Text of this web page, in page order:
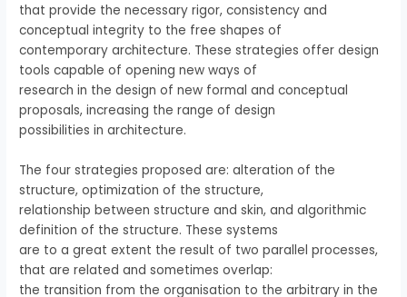
that provide the necessary rigor, consistency and
conceptual integrity to the free shapes of
contemporary architecture. These strategies offer design
tools capable of opening new ways of
research in the design of new formal and conceptual
proposals, increasing the range of design
possibilities in architecture.
The four strategies proposed are: alteration of the
structure, optimization of the structure,
relationship between structure and skin, and algorithmic
definition of the structure. These systems
are to a great extent the result of two parallel processes,
that are related and sometimes overlap:
the transition from the organisation to the arbitrary in the